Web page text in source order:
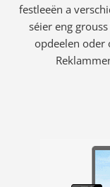
festleeën a
séier eng
opdeelen oder